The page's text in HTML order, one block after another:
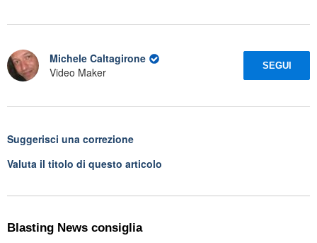
Michele Caltagirone
Video Maker
SEGUI
Suggerisci una correzione
Valuta il titolo di questo articolo
Blasting News consiglia